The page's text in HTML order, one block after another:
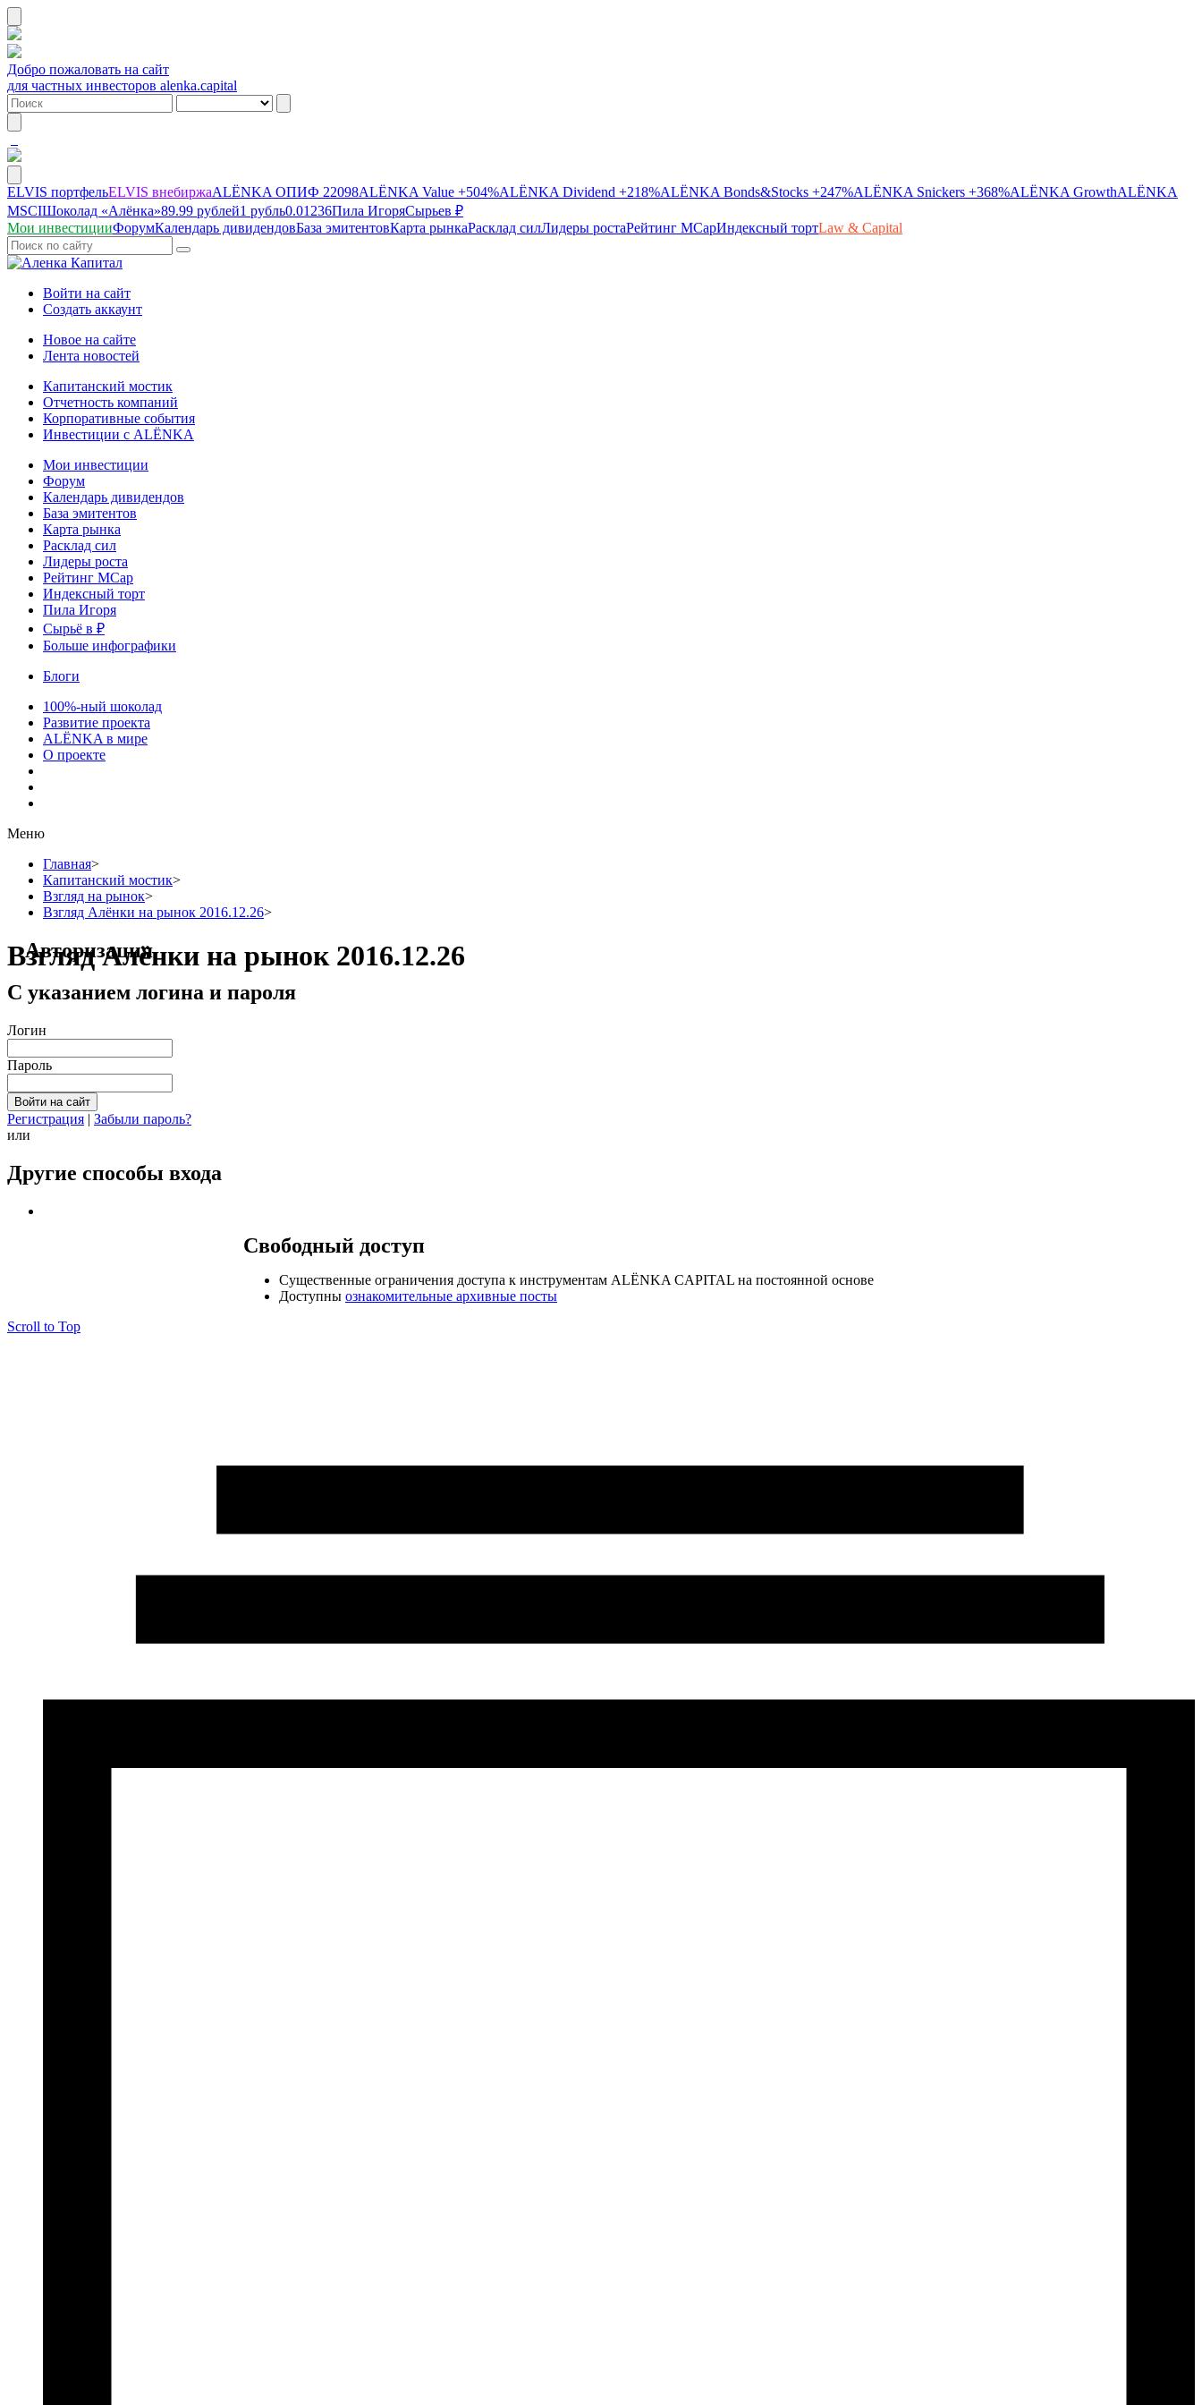
Добро пожаловать на сайт
для частных инвесторов alenka.capital
ELVIS портфельELVIS внебиржаALЁNKA ОПИФ 22098ALЁNKA Value +504%ALЁNKA Dividend +218%ALЁNKA Bonds&Stocks +247%ALЁNKA Snickers +368%ALЁNKA GrowthALЁNKA
MSCIШоколад «Алёнка»89.99 рублей1 рубль0.01236Пила ИгоряСырьев ₽
Мои инвестицииФорумКалендарь дивидендовБаза эмитентовКарта рынкаРасклад силЛидеры ростаРейтинг MCapИндексный тортLaw & Capital
Войти на сайт
Создать аккаунт
Новое на сайте
Лента новостей
Капитанский мостик
Отчетность компаний
Корпоративные события
Инвестиции с ALЁNKA
Мои инвестиции
Форум
Календарь дивидендов
База эмитентов
Карта рынка
Расклад сил
Лидеры роста
Рейтинг MCap
Индексный торт
Пила Игоря
Сырьё в ₽
Больше инфографики
Блоги
100%-ный шоколад
Развитие проекта
ALЁNKA в мире
О проекте
Меню
Главная>
Капитанский мостик>
Взгляд на рынок>
Взгляд Алёнки на рынок 2016.12.26>
Взгляд Алёнки на рынок 2016.12.26
Авторизация
С указанием логина и пароля
Логин
Пароль
Регистрация | Забыли пароль?
или
Другие способы входа
Свободный доступ
Cущественные ограничения доступа к инструментам ALЁNKA CAPITAL на постоянной основе
Доступны ознакомительные архивные посты
Scroll to Top